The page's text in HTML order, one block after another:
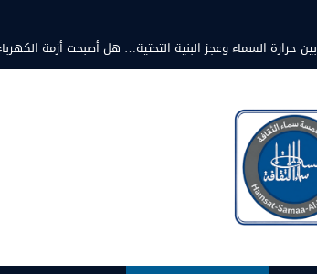
بين حرارة السماء وعجز البنية التحتية… هل أصبحت أزمة